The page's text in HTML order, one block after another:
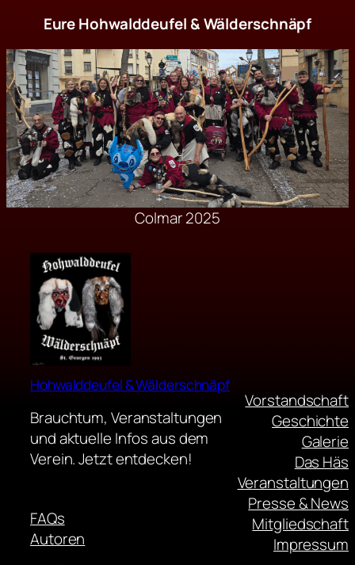
Eure Hohwalddeufel & Wälderschnäpf
Colmar 2025
Hohwalddeufel & Wälderschnäpf
Brauchtum, Veranstaltungen
und aktuelle Infos aus dem
Verein. Jetzt entdecken!
FAQs
Autoren
Vorstandschaft
Geschichte
Galerie
Das Häs
Veranstaltungen
Presse & News
Mitgliedschaft
Impressum